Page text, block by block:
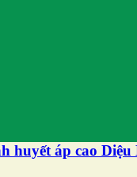
huyết áp cao Diệu